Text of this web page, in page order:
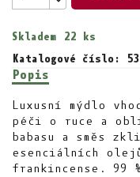
Skladem
22 ks
Katalogové číslo:
Popis
Luxusní mýdlo
péči o ruce a
babasu a směs
esenciálních
frankincense. 99